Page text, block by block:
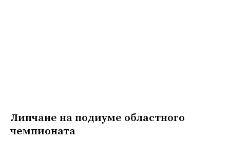
Липчане наподиуме областного
чемпионата